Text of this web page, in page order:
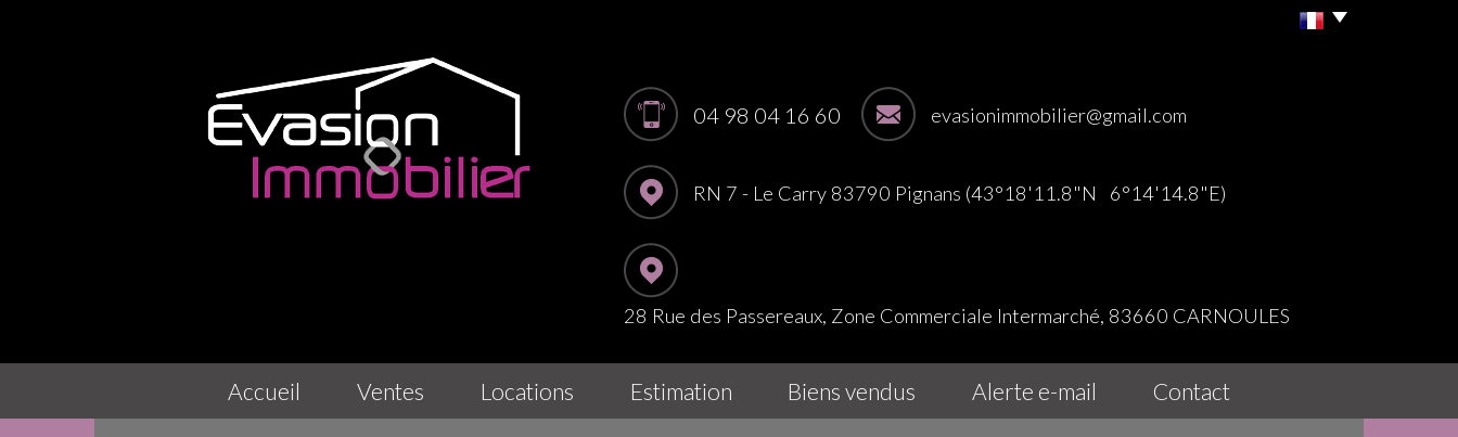
04 98 04 16 60 evasionimmobilier@gmail.com
RN 7 - Le Carry 83790 Pignans (43°18'11.8"N 6°14'14.8"E)
28 Rue des Passereaux, Zone Commerciale Intermarché, 83660 CARNOULES
accueil ventes locations estimation biens vendus alerte e-mail contact